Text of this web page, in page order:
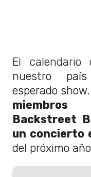
El
nuestro
esperado show.
Backstreet
un concierto
del próximo